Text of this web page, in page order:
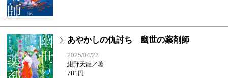
あやかしの仇討ち 幽世の薬剤師
2025/04/23
紺野天龍／著
781円